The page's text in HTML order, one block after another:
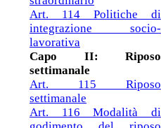
Art. 114 Politiche di
integrazione socio-
lavorativa
Capo II: Riposo
settimanale
Art. 115 Riposo
settimanale
Art. 116 Modalità di